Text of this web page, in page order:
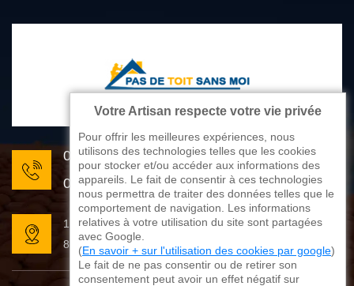
05 33 06 22 81
07 80 33 28 62
176 avenue de Limoges
87270 Couzeix
Votre Artisan respecte votre vie privée
Pour offrir les meilleures expériences, nous
utilisons des technologies telles que les cookies
pour stocker et/ou accéder aux informations des
appareils. Le fait de consentir à ces technologies
nous permettra de traiter des données telles que le
comportement de navigation. Les informations
relatives à votre utilisation du site sont partagées
avec Google.
(En savoir + sur l'utilisation des cookies par google)
Le fait de ne pas consentir ou de retirer son
consentement peut avoir un effet négatif sur